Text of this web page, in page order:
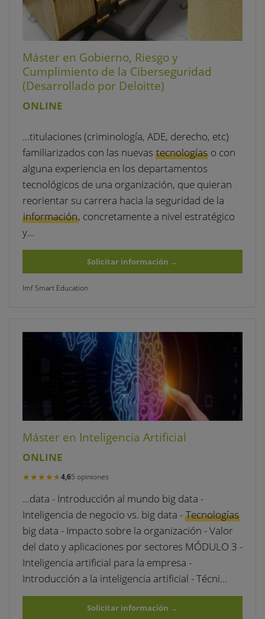
Máster en Gobierno, Riesgo y
Cumplimiento de la Ciberseguridad
(Desarrollado por Deloitte)
ONLINE
…titulaciones (criminología, ADE, derecho, etc)
familiarizados con las nuevas tecnologíaso con
alguna experiencia en los departamentos
tecnológicos de una organización, que quieran
reorientar su carrera hacia la seguridad de la
información, concretamente a nivel estratégico
y…
Solicitar información →
Imf Smart Education
Máster en Inteligencia Artificial
ONLINE
★★★★★
★★★★★ 4,65 opiniones
…data - Introducción al mundo big data -
Inteligencia de negocio vs. big data - Tecnologías
big data - Impacto sobre la organización - Valor
del dato y aplicaciones por sectores MÓDULO 3 -
Inteligencia artificial para la empresa -
Introducción a la inteligencia artificial - Técni…
Solicitar información →